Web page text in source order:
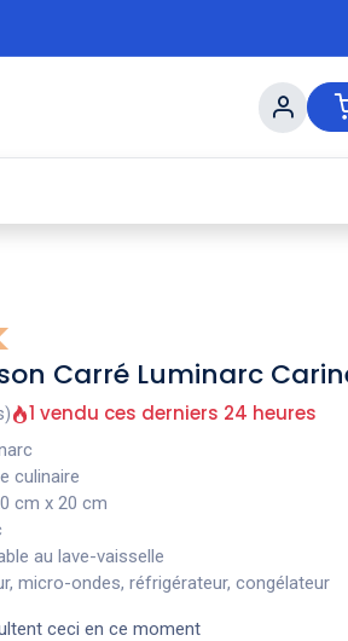
Carré Luminarc
1 vendu ces derniers 24 heures
culinaire
cm x 20 cm
au lave-vaisselle
micro-ondes, réfrigérateur, congélateur
ceci en ce moment